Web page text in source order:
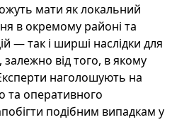
мати як локальний
в окремому районі та
— так і ширші наслідки для
залежно від того, в якому
наголошують на
та оперативного
подібним випадкам у